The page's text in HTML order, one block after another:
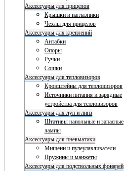
Аксессуары для прицелов
Крышки и наглазники
Чехлы для прицелов
Аксессуары для креплений
Антабки
Опоры
Ручки
Сошки
Аксессуары для тепловизоров
Кронштейны для тепловизоров
Источники питания и зарядные
устройства для тепловизоров
Аксессуары для луп и линз
Штативы напольные и запасные
лампы
Аксессуары для пневматики
Мишени и пулеулавливатели
Пружины и манжеты
Аксессуары для подствольных фонарей